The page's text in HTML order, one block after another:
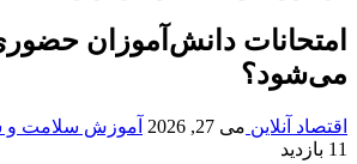
امتحانات دانش‌آموزان
می‌شود؟
اقتصاد آنلاین می 27, 2026 آموزش سلامت
11 بازدید